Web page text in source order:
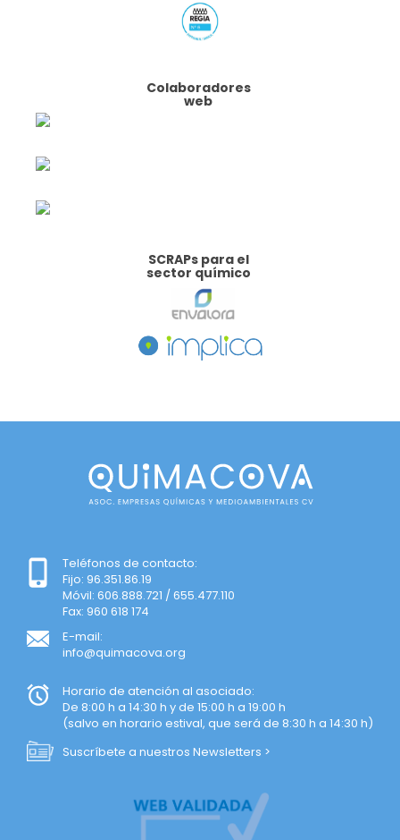
Colaboradores
web
SCRAPs para el
sector químico
Teléfonos de contacto:
Fijo: 96.351.86.19
Móvil: 606.888.721 / 655.477.110
Fax: 960 618 174
E-mail:
info@quimacova.org
Horario de atención al asociado:
De 8:00 h a 14:30 h y de 15:00 h a 19:00 h
(salvo en horario estival, que será de 8:30 h a 14:30 h)
Suscríbete a nuestros Newsletters >